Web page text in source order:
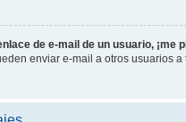
de e-mail de un usuario, ¡me
enviar e-mail a otros usuarios